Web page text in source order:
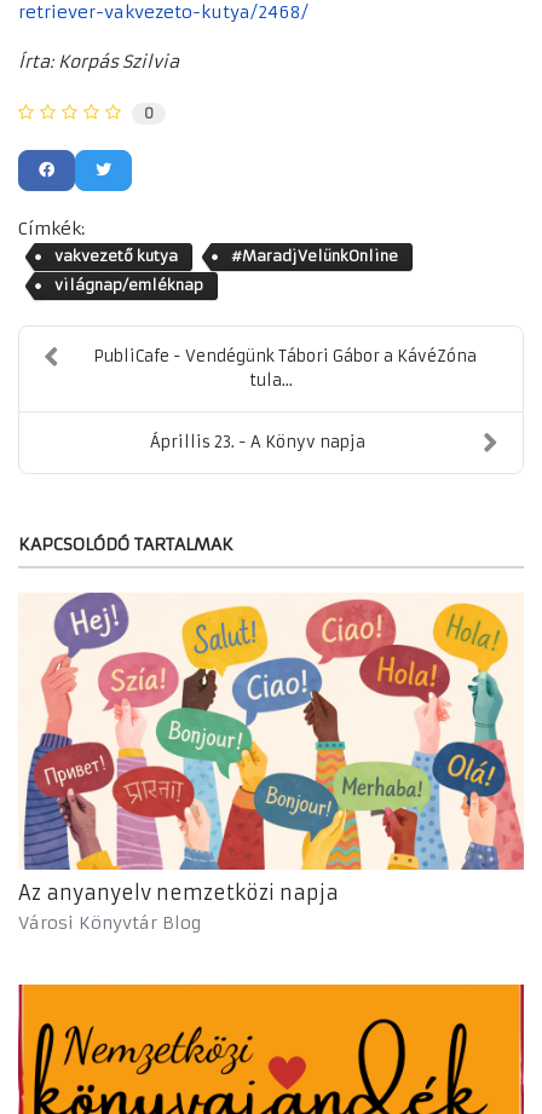
retriever-vakvezeto-kutya/2468/
Írta: Korpás Szilvia
0
Címkék:
vakvezető kutya
#MaradjVelünkOnline
világnap/emléknap
PubliCafe - Vendégünk Tábori Gábor a KávéZóna
tula...
Áprillis 23. - A Könyv napja
KAPCSOLÓDÓ TARTALMAK
Az anyanyelv nemzetközi napja
Városi Könyvtár Blog